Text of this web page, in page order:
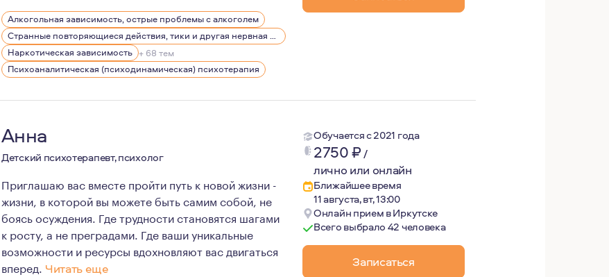
Работаю психологом с 2005г. Глубоко изучать психоаналитическую психотерапию начала в 2018г, и
Регулярно прохожу обучение, посещаю еженедельные супервизии.
Являюсь членом Московской Психоаналитической Ассоциации.
Как на своем опыте, так и на опыте своих клиентов могу сказать, что этот метод способен двигать
Возможность быть услышанным и говорить, что важно для Вас, обнаружить и проработать бессознательные
Алкогольная зависимость, острые проблемы с алкоголем
Странные повторяющиеся действия, тики и другая нервная симптоматика
Наркотическая зависимость + 68 тем
Психоаналитическая (психодинамическая) психотерапия
Анна
Детский психотерапевт, психолог
Обучается с 2021 года
2750₽/
лично или онлайн
Ближайшее время
11 августа, вт, 13:00
Онлайн прием в Иркутске
Всего выбрало 42 человека
Записаться
Приглашаю вас вместе пройти путь к новой жизни -
жизни, в которой вы можете быть самим собой, не
боясь осуждения. Где трудности становятся шагами
к росту, а не преградами. Где ваши уникальные
возможности и ресурсы вдохновляют вас двигаться
вперед. Читать еще